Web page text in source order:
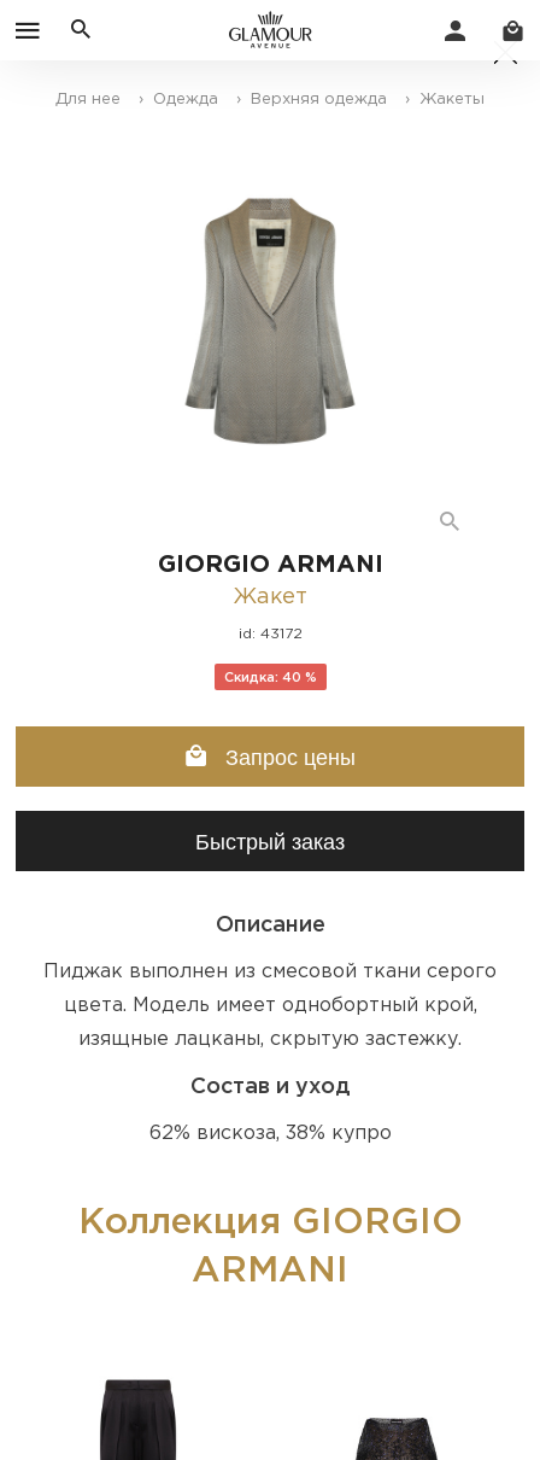
Для нее › Одежда › Верхняя одежда › Жакеты
GIORGIO ARMANI
Жакет
id: 43172
Скидка: 40 %
Запрос цены
Быстрый заказ
Описание
Пиджак выполнен из смесовой ткани серого
цвета. Модель имеет однобортный крой,
изящные лацканы, скрытую застежку.
Состав и уход
62% вискоза, 38% купро
Коллекция GIORGIO
ARMANI